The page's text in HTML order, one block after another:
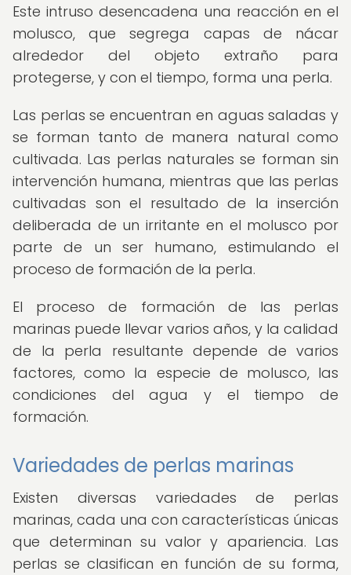
Este intruso desencadena una reacción en el
molusco, que segrega capas de nácar
alrededor del objeto extraño para
protegerse, y con el tiempo, forma una perla.
Las perlas se encuentran en aguas saladas y
se forman tanto de manera natural como
cultivada. Las perlas naturales se forman sin
intervención humana, mientras que las perlas
cultivadas son el resultado de la inserción
deliberada de un irritante en el molusco por
parte de un ser humano, estimulando el
proceso de formación de la perla.
El proceso de formación de las perlas
marinas puede llevar varios años, y la calidad
de la perla resultante depende de varios
factores, como la especie de molusco, las
condiciones del agua y el tiempo de
formación.
Variedades de perlas marinas
Existen diversas variedades de perlas
marinas, cada una con características únicas
que determinan su valor y apariencia. Las
perlas se clasifican en función de su forma,